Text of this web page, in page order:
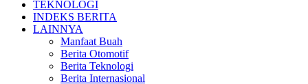
TEKNOLOGI
INDEKS BERITA
LAINNYA
Manfaat Buah
Berita Otomotif
Berita Teknologi
Berita Internasional